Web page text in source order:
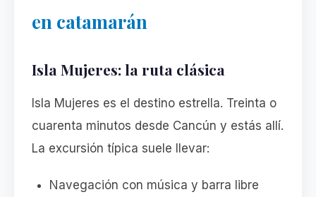
en catamarán
Isla Mujeres: la ruta clásica
Isla Mujeres es el destino estrella. Treinta o
cuarenta minutos desde Cancún y estás allí.
La excursión típica suele llevar:
Navegación con música y barra libre